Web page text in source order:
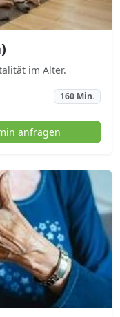
im Alter.
160 Min.
anfragen